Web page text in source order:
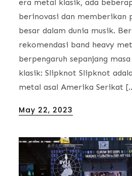
era metal klasik, ada
berinovasi dan memberikan
besar dalam dunia musik.
rekomendasi band heavy
berpengaruh sepanjang
klasik: Slipknot Slipknot
metal asal Amerika Serikat
Posted
May 22, 2023